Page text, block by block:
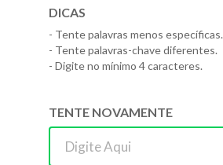
DICAS
- Tente palavras menos específicas.
- Tente palavras-chave diferentes.
- Digite no mínimo 4 caracteres.
TENTE NOVAMENTE